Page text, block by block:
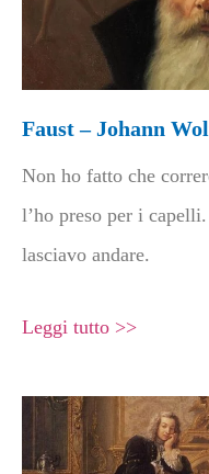
Faust – Johann
Non ho fatto che
l’ho preso per i
lasciavo andare.
Leggi tutto >>